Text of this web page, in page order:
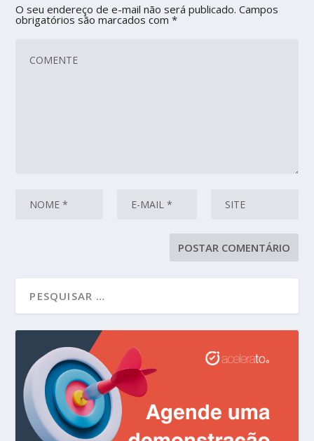
O seu endereço de e-mail não será publicado. Campos
obrigatórios são marcados com*